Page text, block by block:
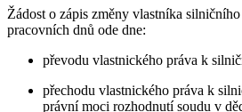
Žádost o zápis změny vlastníka
pracovních dnů ode dne:
převodu vlastnického práva k
přechodu vlastnického práva k
právní moci rozhodnutí soudu v